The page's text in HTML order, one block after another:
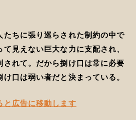
たちに張り巡らされた制約の中で
見えない巨大な力に支配され、
されて。だから捌け口は常に必要
口は弱い者だと決まっている。
と広告に移動します